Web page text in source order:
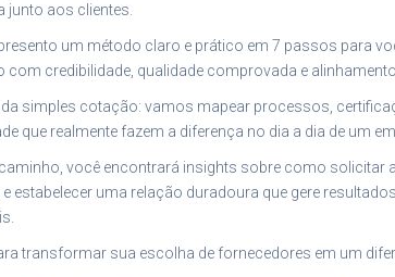
junto aos clientes.
um método claro e prático em 7 passos para
com credibilidade, qualidade comprovada e
simples cotação: vamos mapear processos,
que realmente fazem a diferença no dia a dia de um
você encontrará insights sobre como solicitar
estabelecer uma relação duradoura que gere
transformar sua escolha de fornecedores em um